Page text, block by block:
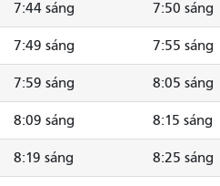
7:44 sáng 7:50 sáng
7:49 sáng 7:55 sáng
7:59 sáng 8:05 sáng
8:09 sáng 8:15 sáng
8:19 sáng 8:25 sáng